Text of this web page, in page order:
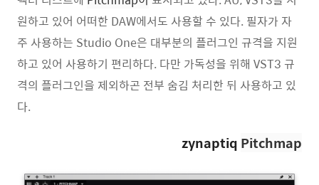
원하고 있어 어떠한 DAW에서도 사용할 수 있다. 필자가 자
주 사용하는 Studio One은 대부분의 플러그인 규격을 지원
하고 있어 사용하기 편리하다. 다만 가독성을 위해 VST3 규
격의 플러그인을 제외하곤 전부 숨김 처리한 뒤 사용하고 있
다.
zynaptiq Pitchmap